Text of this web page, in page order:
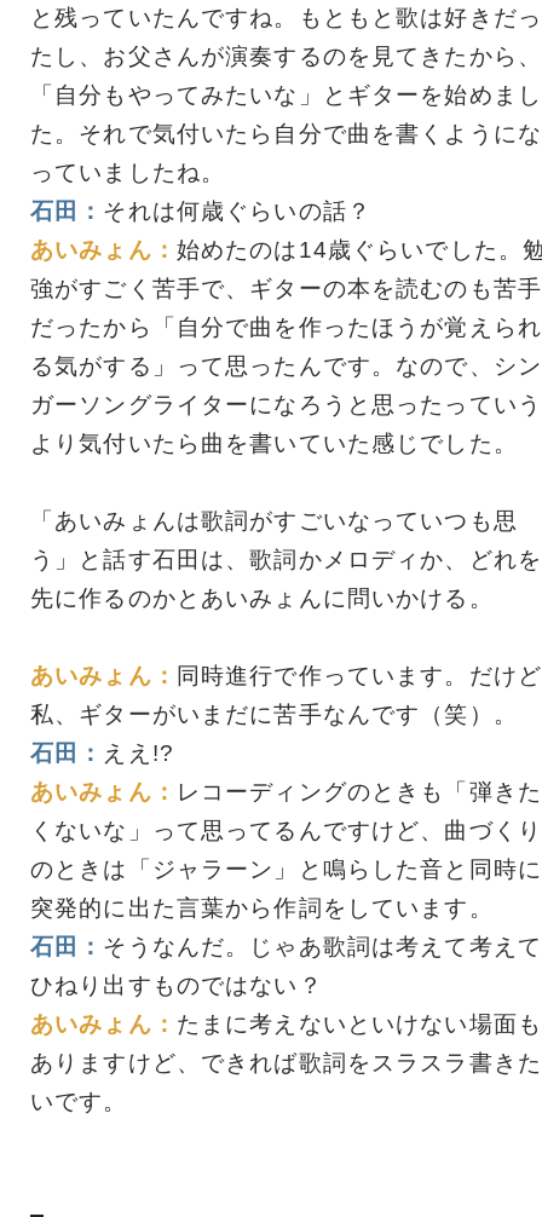
と残っていたんですね。もともと歌は好きだっ
たし、お父さんが演奏するのを見てきたから、
「自分もやってみたいな」とギターを始めまし
た。それで気付いたら自分で曲を書くようにな
っていましたね。
石田： それは何歳ぐらいの話？
あいみょん： 始めたのは14歳ぐらいでした。
強がすごく苦手で、ギターの本を読むのも苦手
だったから「自分で曲を作ったほうが覚えられ
る気がする」って思ったんです。なので、シン
ガーソングライターになろうと思ったっていう
より気付いたら曲を書いていた感じでした。
「あいみょんは歌詞がすごいなっていつも思
う」と話す石田は、歌詞かメロディか、どれを
先に作るのかとあいみょんに問いかける。
あいみょん： 同時進行で作っています。だけど
私、ギターがいまだに苦手なんです（笑）。
石田： ええ!?
あいみょん： レコーディングのときも「弾きた
くないな」って思ってるんですけど、曲づくり
のときは「ジャラーン」と鳴らした音と同時に
突発的に出た言葉から作詞をしています。
石田： そうなんだ。じゃあ歌詞は考えて考えて
ひねり出すものではない？
あいみょん： たまに考えないといけない場面も
ありますけど、できれば歌詞をスラスラ書きた
いです。